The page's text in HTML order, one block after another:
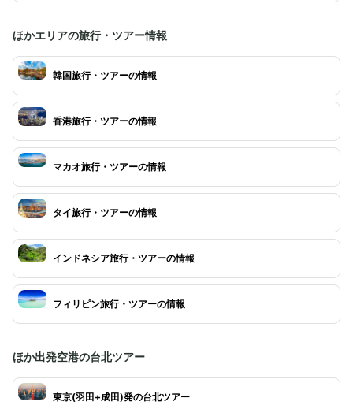
ほかエリアの旅行・ツアー情報
韓国旅行・ツアーの情報
香港旅行・ツアーの情報
マカオ旅行・ツアーの情報
タイ旅行・ツアーの情報
インドネシア旅行・ツアーの情報
フィリピン旅行・ツアーの情報
ほか出発空港の台北ツアー
東京(羽田+成田)発の台北ツアー